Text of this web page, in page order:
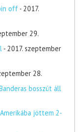
off - 2017.
29.
- 2017. szeptember
28.
bosszút áll
jöttem 2-